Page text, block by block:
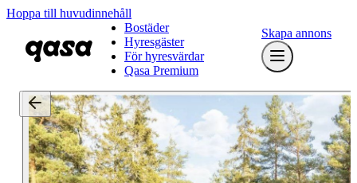
Hoppa till huvudinnehåll
Bostäder
Hyresgäster
För hyresvärdar
Qasa Premium
Skapa annons